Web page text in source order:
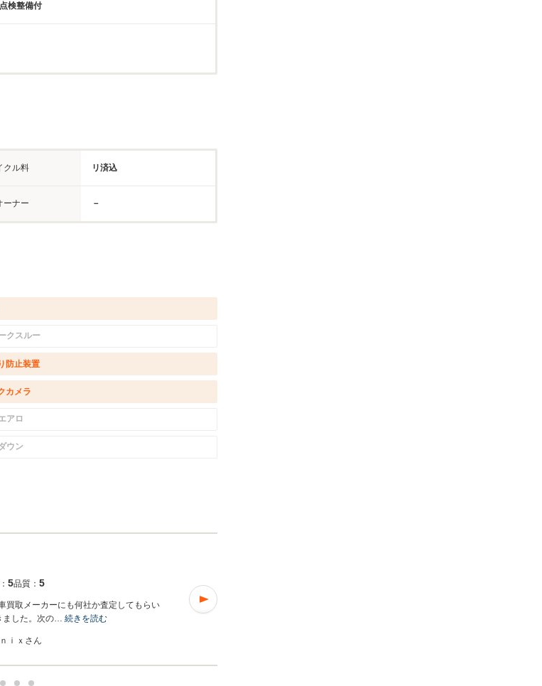
検整備付
クル料 リ済込
ーナー －
クスルー
防止装置
カメラ
アロ
ウン
5品質： 5
買取メーカーにも何社か査定してもらい
ました。次の… 続きを読む
ｉｘさん